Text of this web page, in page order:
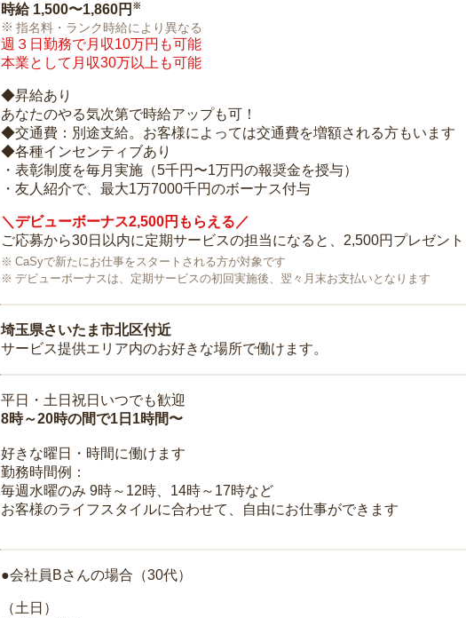
時給 1,500〜1,860円 ※
指名料・ランク時給により異なる
週３日勤務で月収10万円も可能
本業として月収30万以上も可能
◆昇給あり
あなたのやる気次第で時給アップも可！
◆交通費：別途支給。お客様によっては交通費を増額される方もいます
◆各種インセンティブあり
・表彰制度を毎月実施（5千円〜1万円の報奨金を授与）
・友人紹介で、最大1万7000千円のボーナス付与
＼デビューボーナス2,500円もらえる／
ご応募から30日以内に定期サービスの担当になると、2,500円プレゼント
CaSyで新たにお仕事をスタートされる方が対象です
デビューボーナスは、定期サービスの初回実施後、翌々月末お支払いとなります
埼玉県さいたま市北区付近
サービス提供エリア内のお好きな場所で働けます。
平日・土日祝日いつでも歓迎
8時～20時の間で1日1時間〜
好きな曜日・時間に働けます
勤務時間例：
毎週水曜のみ 9時～12時、14時～17時など
お客様のライフスタイルに合わせて、自由にお仕事ができます
●会社員Bさんの場合（30代）
（土日）